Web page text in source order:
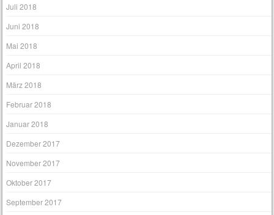
Juli 2018
Juni 2018
Mai 2018
April 2018
März 2018
Februar 2018
Januar 2018
Dezember 2017
November 2017
Oktober 2017
September 2017